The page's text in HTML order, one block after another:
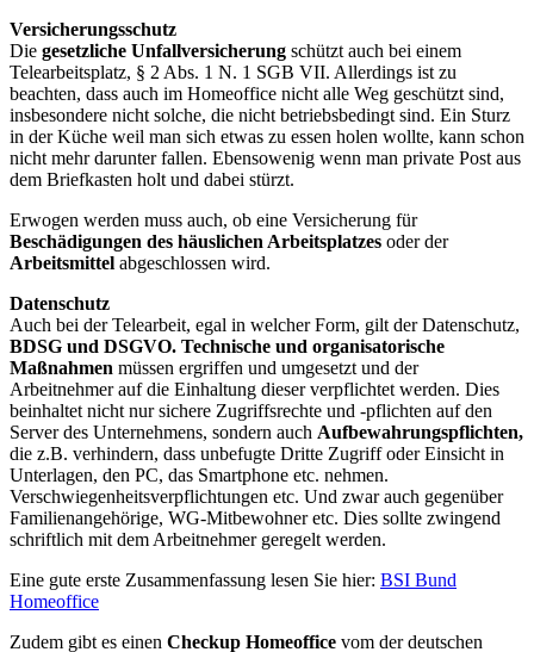
Versicherungsschutz
Die gesetzliche Unfallversicherung schützt auch bei einem
Telearbeitsplatz, § 2 Abs. 1 N. 1 SGB VII. Allerdings ist zu
beachten, dass auch im Homeoffice nicht alle Weg geschützt sind,
insbesondere nicht solche, die nicht betriebsbedingt sind. Ein Sturz
in der Küche weil man sich etwas zu essen holen wollte, kann schon
nicht mehr darunter fallen. Ebensowenig wenn man private Post aus
dem Briefkasten holt und dabei stürzt.
Erwogen werden muss auch, ob eine Versicherung für
Beschädigungen des häuslichen Arbeitsplatzes oder der
Arbeitsmittel abgeschlossen wird.
Datenschutz
Auch bei der Telearbeit, egal in welcher Form, gilt der Datenschutz,
BDSG und DSGVO. Technische und organisatorische
Maßnahmen müssen ergriffen und umgesetzt und der
Arbeitnehmer auf die Einhaltung dieser verpflichtet werden. Dies
beinhaltet nicht nur sichere Zugriffsrechte und -pflichten auf den
Server des Unternehmens, sondern auch Aufbewahrungspflichten,
die z.B. verhindern, dass unbefugte Dritte Zugriff oder Einsicht in
Unterlagen, den PC, das Smartphone etc. nehmen.
Verschwiegenheitsverpflichtungen etc. Und zwar auch gegenüber
Familienangehörige, WG-Mitbewohner etc. Dies sollte zwingend
schriftlich mit dem Arbeitnehmer geregelt werden.
Eine gute erste Zusammenfassung lesen Sie hier: BSI Bund
Homeoffice
Zudem gibt es einen Checkup Homeoffice vom der deutschen